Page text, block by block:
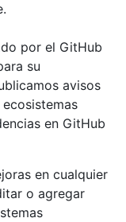
por el GitHub
su
avisos
en GitHub
en cualquier
o agregar